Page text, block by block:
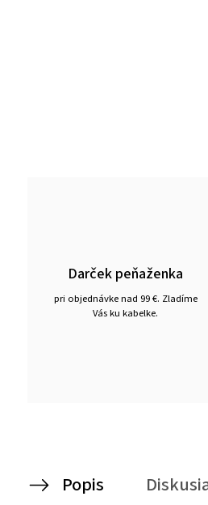
Darček peňaženka
pri objednávke nad 99 €. Zladíme
Vás ku kabelke.
Popis